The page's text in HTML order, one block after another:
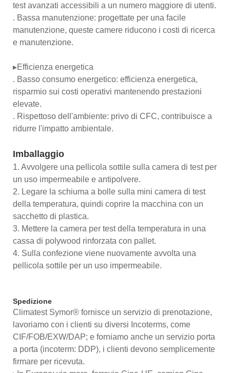
test avanzati accessibili a un numero maggiore di utenti.
. Bassa manutenzione: progettate per una facile
manutenzione, queste camere riducono i costi di ricerca
e manutenzione.
▸Efficienza energetica
. Basso consumo energetico: efficienza energetica,
risparmio sui costi operativi mantenendo prestazioni
elevate.
. Rispettoso dell'ambiente: privo di CFC, contribuisce a
ridurre l'impatto ambientale.
Imballaggio
1. Avvolgere una pellicola sottile sulla camera di test per
un uso impermeabile e antipolvere.
2. Legare la schiuma a bolle sulla mini camera di test
della temperatura, quindi coprire la macchina con un
sacchetto di plastica.
3. Mettere la camera per test della temperatura in una
cassa di polywood rinforzata con pallet.
4. Sulla confezione viene nuovamente avvolta una
pellicola sottile per un uso impermeabile.
Spedizione
Climatest Symor® fornisce un servizio di prenotazione,
lavoriamo con i clienti su diversi Incoterms, come
CIF/FOB/EXW/DAP; e forniamo anche un servizio porta
a porta (incoterm: DDP), i clienti devono semplicemente
firmare per ricevuta.